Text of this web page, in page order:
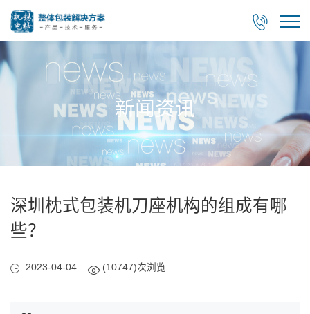

新闻资讯
深圳枕式包装机刀座机构的组成有哪
些？
2023-04-04 (10747)次浏览